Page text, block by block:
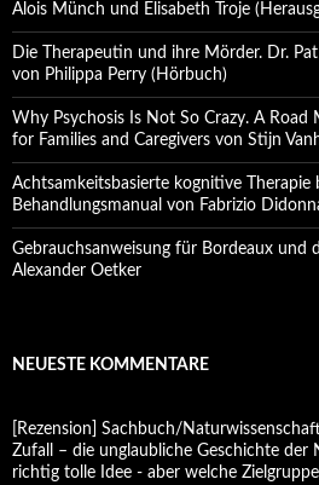
Alois Münch und Elisabeth Troje
Die Therapeutin und ihre Mörder. Dr.
von Philippa Perry (Hörbuch)
Why Psychosis Is Not So Crazy. A
for Families and Caregivers von Stijn
Achtsamkeitsbasierte kognitive Therapie
Behandlungsmanual von Fabrizio
Gebrauchsanweisung für Bordeaux und
Alexander Oetker
NEUESTE KOMMENTARE
[Rezension] Sachbuch/
Zufall – die unglaubliche Geschichte der
richtig tolle Idee - aber welche